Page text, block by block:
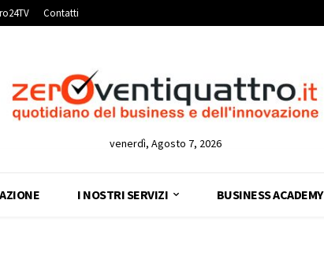
Contatti
venerdì, Agosto 7, 2026
I NOSTRI SERVIZI BUSINESS ACADEMY